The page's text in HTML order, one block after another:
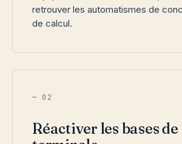
retrouver les automatismes de
de calcul.
— 02
Réactiver les bases de